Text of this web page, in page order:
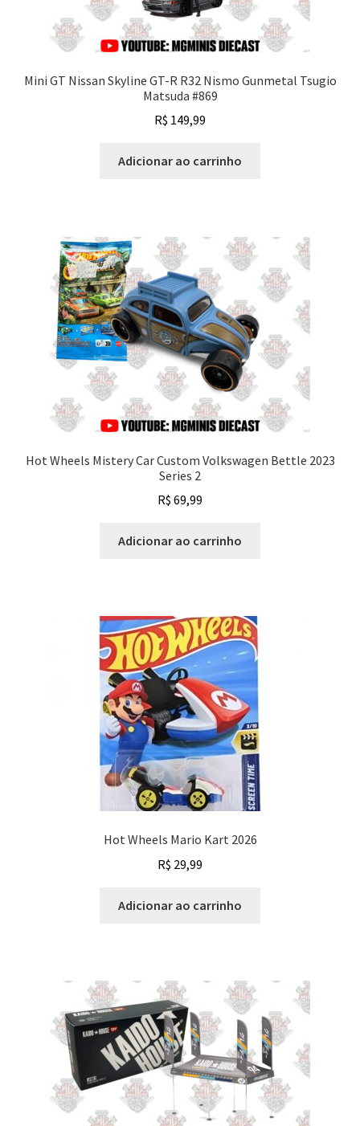
Mini GT Nissan Skyline GT-R R32 Nismo Gunmetal Tsugio
Matsuda #869
R$ 149,99
Adicionar ao carrinho
Hot Wheels Mistery Car Custom Volkswagen Bettle 2023
Series 2
R$ 69,99
Adicionar ao carrinho
Hot Wheels Mario Kart 2026
R$ 29,99
Adicionar ao carrinho